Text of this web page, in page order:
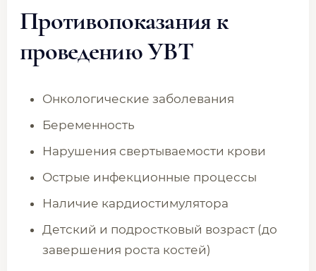
Противопоказания к
проведению УВТ
Онкологические заболевания
Беременность
Нарушения свертываемости крови
Острые инфекционные процессы
Наличие кардиостимулятора
Детский и подростковый возраст (до
завершения роста костей)